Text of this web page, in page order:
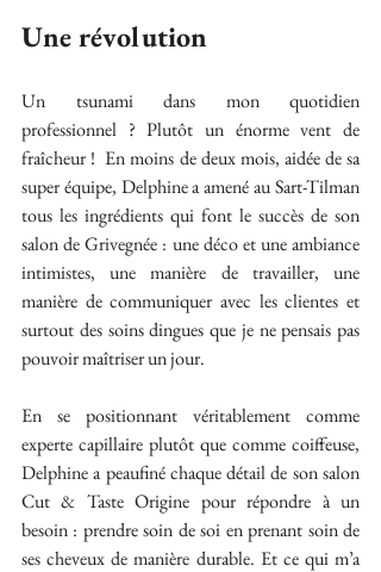
Une révolution
Un tsunami dans mon quotidien
professionnel ? Plutôt un énorme vent de
fraîcheur !  En moins de deux mois, aidée de sa
super équipe, Delphine a amené au Sart-Tilman
tous les ingrédients qui font le succès de son
salon de Grivegnée : une déco et une ambiance
intimistes, une manière de travailler, une
manière de communiquer avec les clientes et
surtout des soins dingues que je ne pensais pas
pouvoir maîtriser un jour.
En se positionnant véritablement comme
experte capillaire plutôt que comme coiffeuse,
Delphine a peaufiné chaque détail de son salon
Cut & Taste Origine pour répondre à un
besoin : prendre soin de soi en prenant soin de
ses cheveux de manière durable. Et ce qui m’a